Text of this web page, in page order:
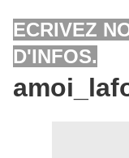
ECRIVEZ
D'INFOS.